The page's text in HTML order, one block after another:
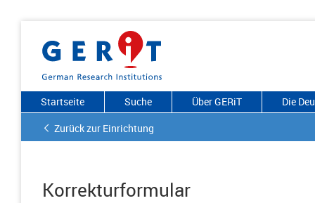
Startseite Suche Über GERiT
Die
Zurück zur Einrichtung
Korrekturformular